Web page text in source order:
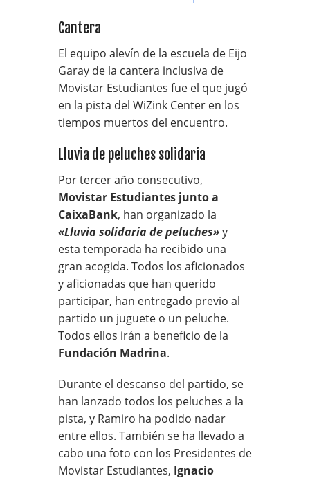
Cantera
El equipo alevín de la escuela de Eijo
Garay de la cantera inclusiva de
Movistar Estudiantes fue el que jugó
en la pista del WiZink Center en los
tiempos muertos del encuentro.
Lluvia de peluches solidaria
Por tercer año consecutivo,
Movistar Estudiantes junto a
CaixaBank, han organizado la
«Lluvia solidaria de peluches»y
esta temporada ha recibido una
gran acogida. Todos los aficionados
y aficionadas que han querido
participar, han entregado previo al
partido un juguete o un peluche.
Todos ellos irán a beneficio de la
Fundación Madrina.
Durante el descanso del partido, se
han lanzado todos los peluches a la
pista, y Ramiro ha podido nadar
entre ellos. También se ha llevado a
cabo una foto con los Presidentes de
Movistar Estudiantes, Ignacio